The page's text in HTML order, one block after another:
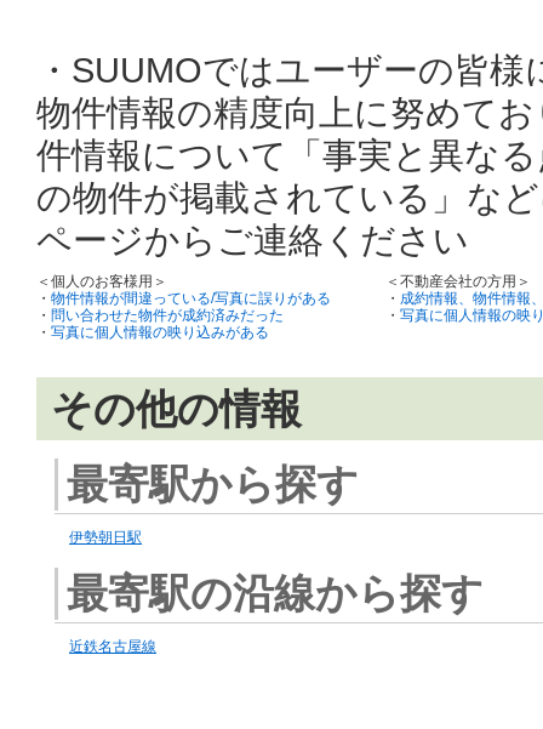
・SUUMOではユーザーの皆
物件情報の精度向上に努めて
件情報について「事実と異な
の物件が掲載されている」な
ページからご連絡ください
＜個人のお客様用＞
・ 物件情報が間違っている/写真に誤りがある
・ 問い合わせた物件が成約済みだった
・ 写真に個人情報の映り込みがある
＜不動産会社の方用＞
・ 成約情報、物件情報
・ 写真に個人情報の映
その他の情報
最寄駅から探す
伊勢朝日駅
最寄駅の沿線から探す
近鉄名古屋線